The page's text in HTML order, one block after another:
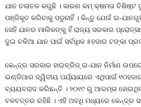
ଯାନ ଚଳାଚଳ କରୁଛି । କାରଣ କମ୍‍ କ୍ଷମତା
ପଞ୍ଜିକୃତ କରିବାକୁ ପଡୁନାହିଁ । କିନ୍ତୁ ଯେଉଁ ଇ-
ସେହି ଯାନର ମାଲିକଙ୍କୁ ହିଁ ରାଜ୍ୟ ସରକାର
ଦୁଇ ଚକିଆ ଯାନ ପାଇଁ ସର୍ବାଧିକ ୫ହଜାର ଟଙ୍କା
କେନ୍ଦ୍ର ସରକାର ହାଇବ୍ରିଡ୍‍ ଇ-ଯାନ ନିର୍ମାଣ
ଇଣ୍ଡିଆର ଦ୍ୱିତୀୟ ପର୍ଯ୍ୟାୟରେ ଏଥିପାଇଁ
ବ୍ୟୟବରାଦ କରିଛନ୍ତି । ୨୦୧୯ ରୁ ଆରମ୍ଭ
ବଳବତ୍ତର ରହିଛି । ଏହି ଅବଧି ମଧ୍ୟରେ କେନ୍ଦ୍ର